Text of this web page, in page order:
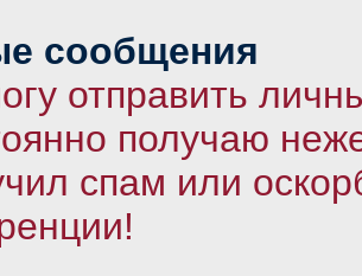
сообщения
отправить
получаю
спам или